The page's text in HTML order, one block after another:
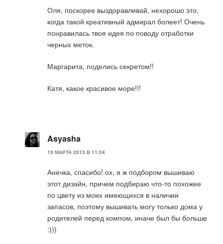
Оля, поскорее выздоравливай, нехорошо это,
когда такой креативный адмирал болеет! Очень
понравилась твоя идея по поводу отработки
черных меток.
Маргарита, поделись секретом!!
Катя, какое красивое море!!!
Asyasha
15 МАРТА 2013 В 11:34
Анечка, спасибо! ох, я ж подбором вышиваю
этот дизайн, причем подбираю что-то похожее
по цвету из моих имеющихся в наличии
запасов, поэтому вышивать могу только дома у
родителей перед компом, иначе был бы больше
:)))